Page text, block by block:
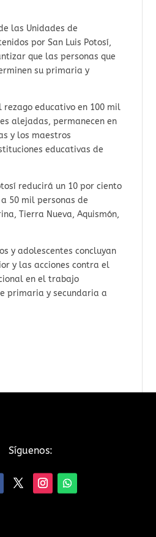
las Unidades de
por San Luis Potosí,
que las personas que
su primaria y
educativo en 100 mil
alejadas, permanecen en
y los maestros
educativas de
reducirá un 10 por ciento
50 mil personas de
Tierra Nueva, Aquismón,
y adolescentes concluyan
y las acciones contra el
en el trabajo
primaria y secundaria a
Síguenos: